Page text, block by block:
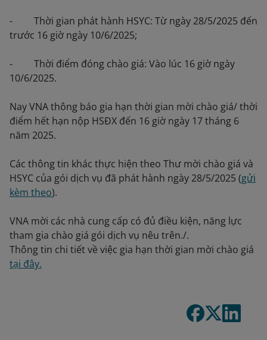
- Thời gian phát hành HSYC: Từ ngày 28/5/2025 đến
trước 16 giờ ngày 10/6/2025;
- Thời điểm đóng chào giá: Vào lúc 16 giờ ngày
10/6/2025.
Nay VNA thông báo gia hạn thời gian mời chào giá/ thời
điểm hết hạn nộp HSĐX đến 16 giờ ngày 17 tháng 6
năm 2025.
Các thông tin khác thực hiện theo Thư mời chào giá và
HSYC của gói dịch vụ đã phát hành ngày 28/5/2025 (gửi
kèm theo).
VNA mời các nhà cung cấp có đủ điều kiện, năng lực
tham gia chào giá gói dịch vụ nêu trên./.
Thông tin chi tiết về việc gia hạn thời gian mời chào giá
tại đây.